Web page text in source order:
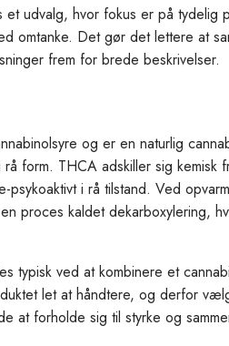
et udvalg, hvor fokus er på tydelig
omtanke. Det gør det lettere at
frem for brede beskrivelser.
og er en naturlig
rå form. THCA adskiller sig kemisk
psykoaktivt i rå tilstand. Ved
proces kaldet dekarboxylering,
typisk ved at kombinere et
let at håndtere, og derfor
at forholde sig til styrke og